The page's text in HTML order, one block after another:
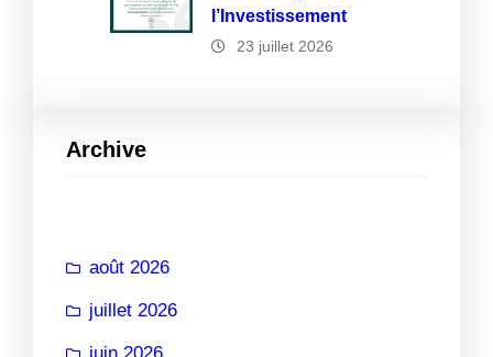
l’Investissement
23 juillet 2026
Archive
août 2026
juillet 2026
juin 2026